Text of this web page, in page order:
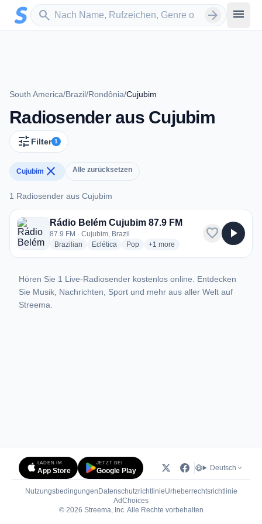
Zum Hauptinhalt springen
search
Sender suchen arrow_forward menu
South America/Brazil/Rondônia/Cujubim
Radiosender aus Cujubim
tune Filter 1
Cujubim close Alle zurücksetzen
1 Radiosender aus Cujubim
1 Radiosender aus Cujubim
Rádio Belém Cujubim 87.9 FM
87.9 FM · Cujubim, Brazil
Brazilian radio stations
Eclética radio stations
Popradio stations
+1 more genres for Rádio Belém
more
favorite play_arrow
Hören Sie 1 Live-Radiosender kostenlos online. Entdecken
Sie Musik, Nachrichten, Sport und mehr aus aller Welt auf
Streema.
LADEN IM
App Store
JETZT BEI
Google Play Deutsch
Nutzungsbedingungen DatenschutzrichtlinieUrheberrechtsrichtlinie
AdChoices(öffnet in neuem Tab)
© 2026 Streema, Inc. Alle Rechte vorbehalten